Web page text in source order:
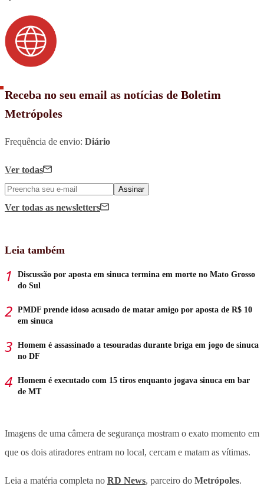
Receba no seu email as notícias de Boletim
Metrópoles
Frequência de envio: Diário
Ver todas
Assinar
Ver todas as newsletters
Leia também
Discussão por aposta em sinuca termina em morte no Mato Grosso
do Sul
PMDF prende idoso acusado de matar amigo por aposta de R$ 10
em sinuca
Homem é assassinado a tesouradas durante briga em jogo de sinuca
no DF
Homem é executado com 15 tiros enquanto jogava sinuca em bar
de MT
Imagens de uma câmera de segurança mostram o exato momento em
que os dois atiradores entram no local, cercam e matam as vítimas.
Leia a matéria completa no RD News, parceiro do Metrópoles.